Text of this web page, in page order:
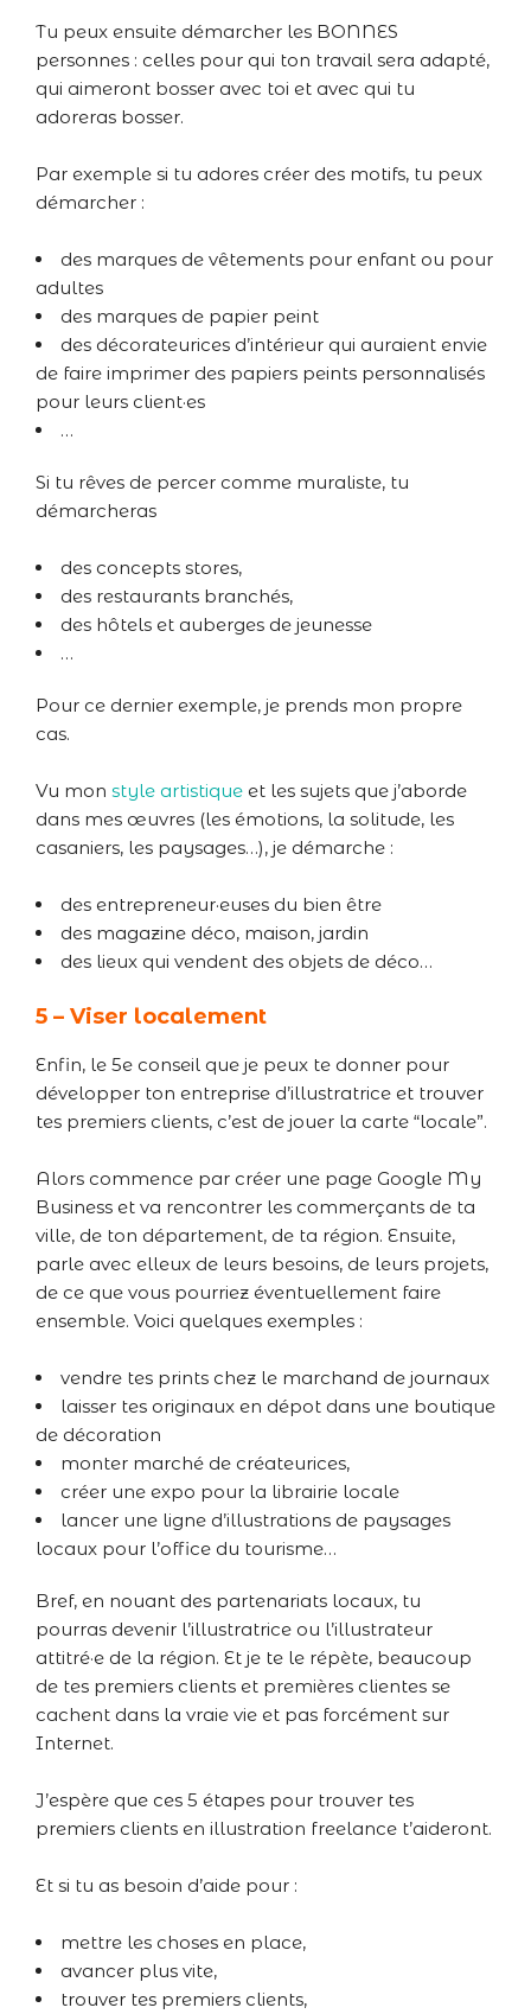
Tu peux ensuite démarcher les BONNES
personnes : celles pour qui ton travail sera adapté,
qui aimeront bosser avec toi et avec qui tu
adoreras bosser.
Par exemple si tu adores créer des motifs, tu peux
démarcher :
des marques de vêtements pour enfant ou pour
adultes
des marques de papier peint
des décorateurices d’intérieur qui auraient envie
de faire imprimer des papiers peints personnalisés
pour leurs client·es
…
Si tu rêves de percer comme muraliste, tu
démarcheras
des concepts stores,
des restaurants branchés,
des hôtels et auberges de jeunesse
…
Pour ce dernier exemple, je prends mon propre
cas.
Vu mon style artistique et les sujets que j’aborde
dans mes œuvres (les émotions, la solitude, les
casaniers, les paysages…), je démarche :
des entrepreneur·euses du bien être
des magazine déco, maison, jardin
des lieux qui vendent des objets de déco…
5 – Viser localement
Enfin, le 5e conseil que je peux te donner pour
développer ton entreprise d’illustratrice et trouver
tes premiers clients, c’est de jouer la carte “locale”.
Alors commence par créer une page Google My
Business et va rencontrer les commerçants de ta
ville, de ton département, de ta région. Ensuite,
parle avec elleux de leurs besoins, de leurs projets,
de ce que vous pourriez éventuellement faire
ensemble. Voici quelques exemples :
vendre tes prints chez le marchand de journaux
laisser tes originaux en dépot dans une boutique
de décoration
monter marché de créateurices,
créer une expo pour la librairie locale
lancer une ligne d’illustrations de paysages
locaux pour l’office du tourisme…
Bref, en nouant des partenariats locaux, tu
pourras devenir l’illustratrice ou l’illustrateur
attitré·e de la région. Et je te le répète, beaucoup
de tes premiers clients et premières clientes se
cachent dans la vraie vie et pas forcément sur
Internet.
J’espère que ces 5 étapes pour trouver tes
premiers clients en illustration freelance t’aideront.
Et si tu as besoin d’aide pour :
mettre les choses en place,
avancer plus vite,
trouver tes premiers clients,